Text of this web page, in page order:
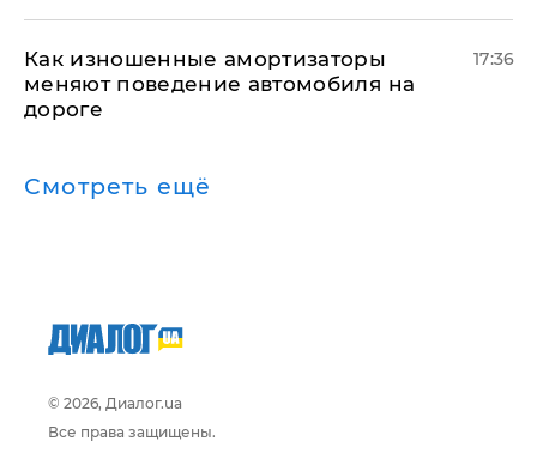
Как изношенные амортизаторы
меняют поведение автомобиля на
дороге
17:36
Смотреть ещё
© 2026, Диалог.ua
Все права защищены.